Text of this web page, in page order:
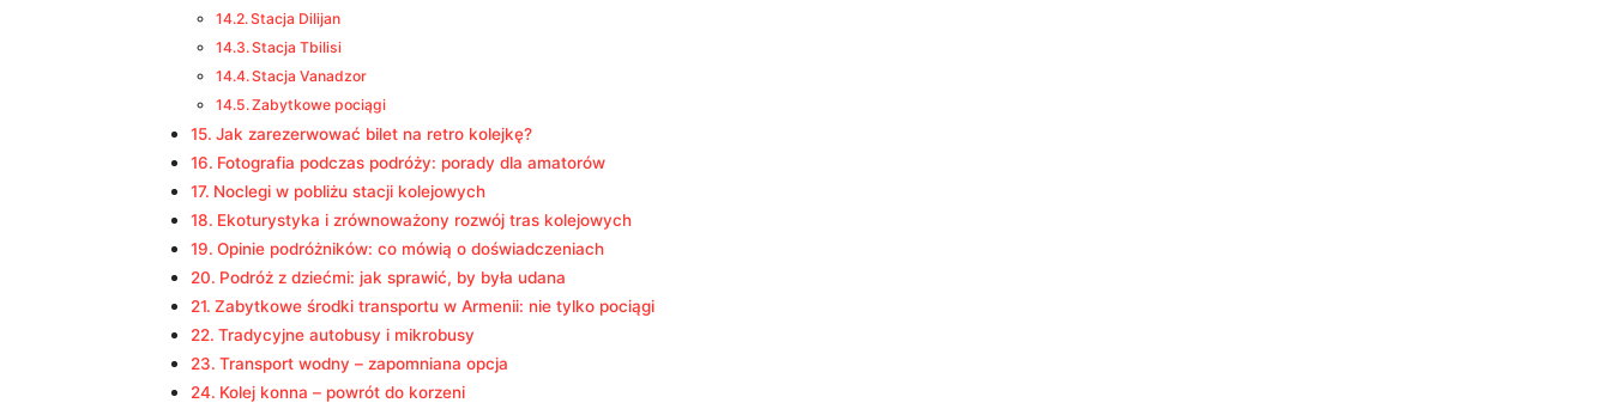
Stacja Dilijan
Stacja Tbilisi
Stacja Vanadzor
Zabytkowe pociągi
Jak zarezerwować bilet na retro kolejkę?
Fotografia podczas podróży: porady dla⁤ amatorów
Noclegi w pobliżu stacji kolejowych
Ekoturystyka i zrównoważony rozwój ⁣tras kolejowych
Opinie⁢ podróżników: ‌co mówią o doświadczeniach
Podróż z ​dziećmi: jak sprawić, by była udana
Zabytkowe środki transportu w Armenii: nie ⁤tylko pociągi
Tradycyjne‍ autobusy⁤ i​ mikrobusy
Transport ​wodny – zapomniana​ opcja
Kolej⁤ konna – powrót do korzeni